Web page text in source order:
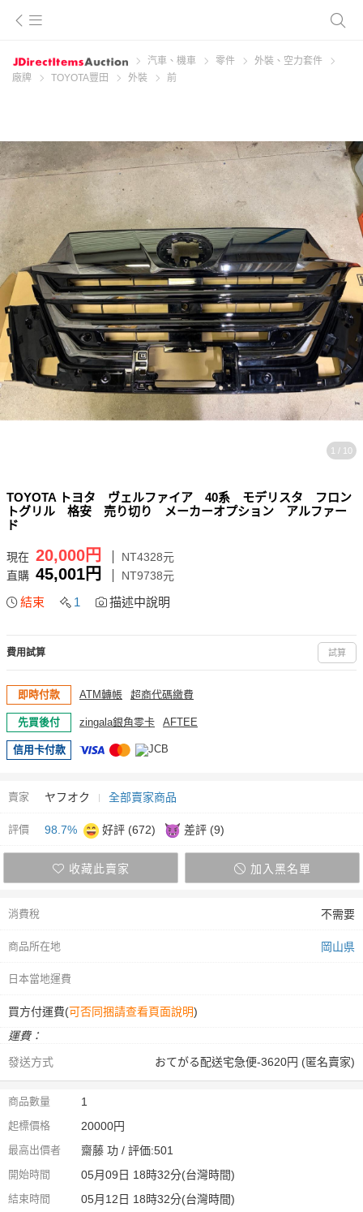
汽車、機車 零件
外裝、空力套件
廠牌
TOYOTA豐田 外裝 前
1 / 10
TOYOTA トヨタ ヴェルファイア 40系 モデリスタ フロン
トグリル 格安 売り切り メーカーオプション アルファー
ド
現在 20,000円
NT4328元
直購 45,001円 NT9738元
結束 1 描述中說明
費用試算 試算
即時付款 ATM轉帳 超商代碼繳費
先買後付 zingala銀角零卡 AFTEE
信用卡付款
賣家 ヤフオク 全部賣家商品
評價 98.7% 好評 (672) 差評 (9)
收藏此賣家 加入黑名單
消費稅 不需要
商品所在地 岡山県
日本當地運費
買方付運費(可否同捆請查看頁面說明)
運費：
發送方式
おてがる配送宅急便-3620円 (匿名賣家)
商品數量 1
起標價格 20000円
最高出價者 齋藤 功 / 評価:501
開始時間 05月09日 18時32分(台灣時間)
結束時間 05月12日 18時32分(台灣時間)